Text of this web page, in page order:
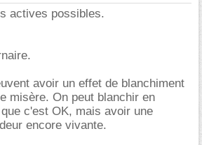
actives possibles.
avoir un effet de blanchiment
misère. On peut blanchir en
c'est OK, mais avoir une
encore vivante.